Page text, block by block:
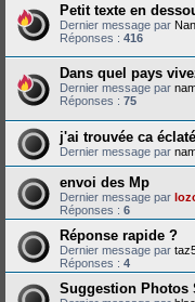
Petit texte en
Dernier message par
Réponses : 416
Dans quel pays
Dernier message par
Réponses : 75
j'ai trouvée ca
Dernier message par
envoi des Mp
Dernier message par
Réponses : 6
Réponse rapide ?
Dernier message par
Réponses : 4
Suggestion Photos